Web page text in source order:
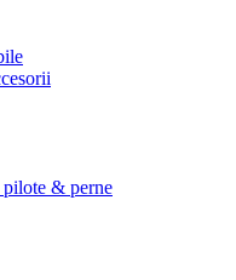
& perne